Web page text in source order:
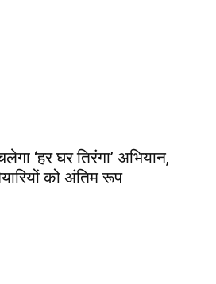
‘हर घर तिरंगा’ अभियान,
को अंतिम रूप